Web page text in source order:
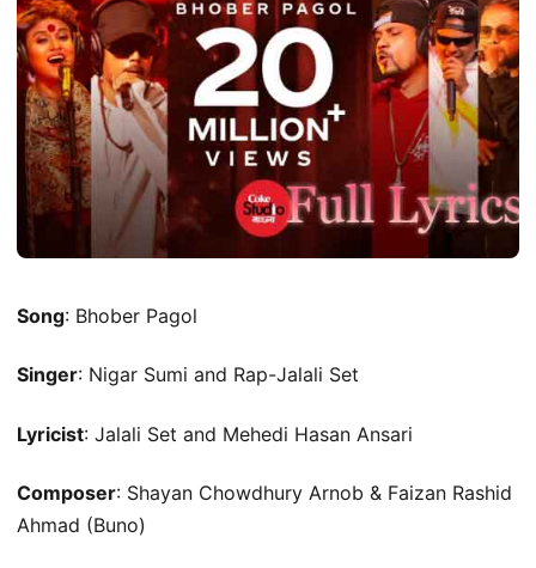
Song: Bhober Pagol
Singer: Nigar Sumi and Rap-Jalali Set
Lyricist: Jalali Set and Mehedi Hasan Ansari
Composer: Shayan Chowdhury Arnob & Faizan Rashid
Ahmad (Buno)